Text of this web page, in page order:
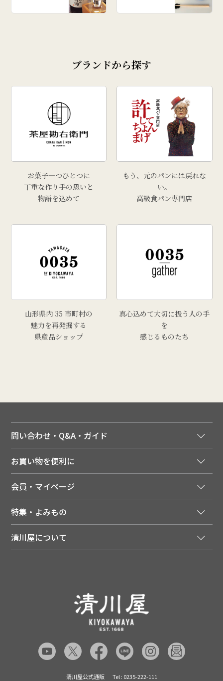
ブランドから探す
お菓子一つひとつに
丁重な作り手の思いと
物語を込めて
もう、元のパンには戻れな
い。
高級食パン専門店
山形県内 35 市町村の
魅力を再発掘する
県産品ショップ
真心込めて大切に扱う人の手
を
感じるものたち
問い合わせ・Q&A・ガイド
ご利用ガイド
領収書について
送料について
配達日について
返品について
よくあるご質問（FAQ）
あんしんの品質保証について（産直品）
品質保証について（通常品）
お買い物を便利に
季節のカタログを無料でお届け
店舗・ECポイント共通アプリ
LINEお友だち登録
会員・マイページ
会員特典について
注文履歴
特集・よみもの
メディア掲載商品
清川屋のレビューを見る
清川屋について
清川屋公式通販 Tel : 0235-222-111